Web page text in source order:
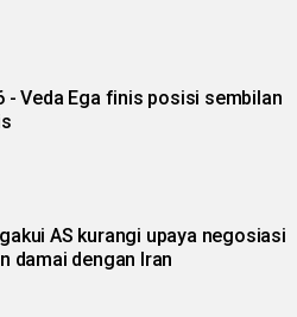
- Veda Ega finis posisi sembilan
AS kurangi upaya negosiasi
damai dengan Iran